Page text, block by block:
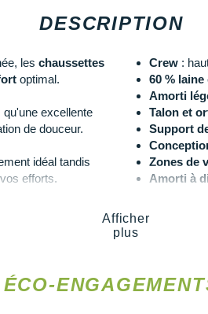
DESCRIPTION
les chaussettes
optimal.
excellente
de douceur.
idéal tandis
efforts.
Crew:
60 %
Amorti
Talon et
Support
Zones de
Amorti à
Afficher
plus
ÉCO-